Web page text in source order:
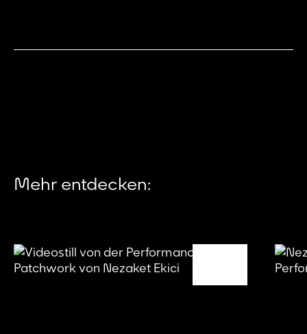
Mehr entdecken: